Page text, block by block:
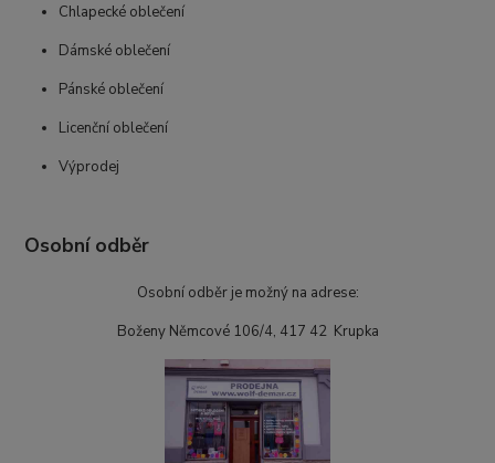
Chlapecké oblečení
Dámské oblečení
Pánské oblečení
Licenční oblečení
Výprodej
Osobní odběr
Osobní odběr je možný na adrese:
Boženy Němcové 106/4, 417 42 Krupka